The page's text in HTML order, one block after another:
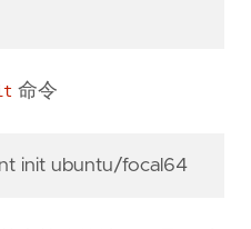
命令
init ubuntu/focal64